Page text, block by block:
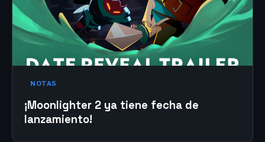
NOTAS
¡Moonlighter 2 ya tiene fecha de
lanzamiento!